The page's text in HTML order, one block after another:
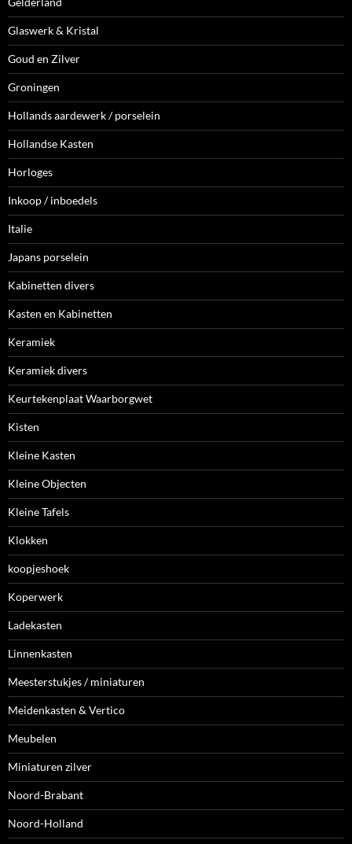
Glaswerk & Kristal
Goud en Zilver
Groningen
Hollands aardewerk / porselein
Hollandse Kasten
Horloges
Inkoop / inboedels
Italie
Japans porselein
Kabinetten divers
Kasten en Kabinetten
Keramiek
Keramiek divers
Keurtekenplaat Waarborgwet
Kisten
Kleine Kasten
Kleine Objecten
Kleine Tafels
Klokken
koopjeshoek
Koperwerk
Ladekasten
Linnenkasten
Meesterstukjes / miniaturen
Meidenkasten & Vertico
Meubelen
Miniaturen zilver
Noord-Brabant
Noord-Holland